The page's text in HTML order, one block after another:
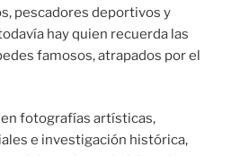
pescadores deportivos y
hay quien recuerda las
famosos, atrapados por el
fotografías artísticas,
e investigación histórica,